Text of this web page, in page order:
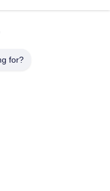
হোপিং কমিউনিটি, ফুহাই স্ট্রিট,
for?